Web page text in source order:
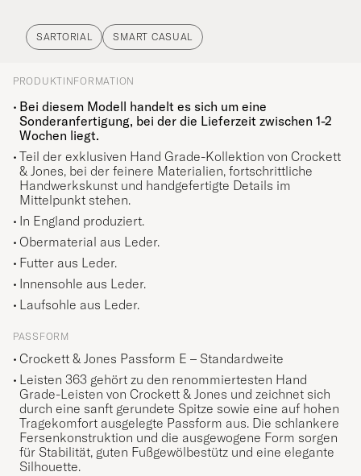
SARTORIAL SMART CASUAL
PRODUKTINFORMATION
Bei diesem Modell handelt es sich um eine
Sonderanfertigung, bei der die Lieferzeit zwischen 1-2
Wochen liegt.
Teil der exklusiven Hand Grade-Kollektion von Crockett
& Jones, bei der feinere Materialien, fortschrittliche
Handwerkskunst und handgefertigte Details im
Mittelpunkt stehen.
In England produziert.
Obermaterial aus Leder.
Futter aus Leder.
Innensohle aus Leder.
Laufsohle aus Leder.
PASSFORM
Crockett & Jones Passform E – Standardweite
Leisten 363 gehört zu den renommiertesten Hand
Grade-Leisten von Crockett & Jones und zeichnet sich
durch eine sanft gerundete Spitze sowie eine auf hohen
Tragekomfort ausgelegte Passform aus. Die schlankere
Fersenkonstruktion und die ausgewogene Form sorgen
für Stabilität, guten Fußgewölbestütz und eine elegante
Silhouette.